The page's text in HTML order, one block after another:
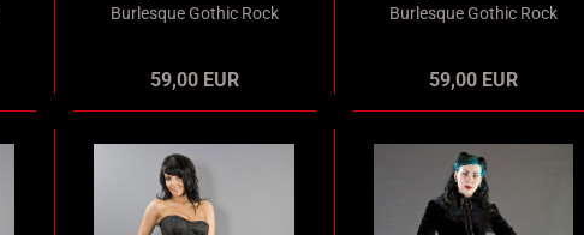
Burlesque Gothic Rock
59,00 EUR
Burlesque Gothic Rock
59,00 EUR